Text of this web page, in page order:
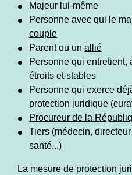
Majeur lui-même
Personne avec qui le
couple
Parent ou un allié
Personne qui entretient,
étroits et stables
Personne qui exerce
protection juridique
Procureur de la
Tiers (médecin,
santé...)
La mesure de protection